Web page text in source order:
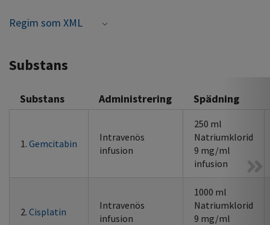
Regim som XML
Substans
Substans Administrering Spädning
1. Gemcitabin
Intravenös
infusion
250 ml
Natriumklorid
9 mg/ml
infusion
2. Cisplatin
Intravenös
infusion
1000 ml
Natriumklorid
9 mg/ml